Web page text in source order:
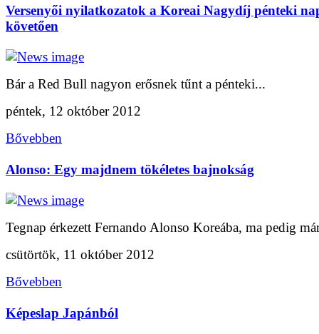
Versenyői nyilatkozatok a Koreai Nagydíj pénteki
követően
Bár a Red Bull nagyon erősnek tűnt a pénteki...
péntek, 12 október 2012
Bővebben
Alonso: Egy majdnem tökéletes bajnokság
Tegnap érkezett Fernando Alonso Koreába, ma pedig
csütörtök, 11 október 2012
Bővebben
Képeslap Japánból